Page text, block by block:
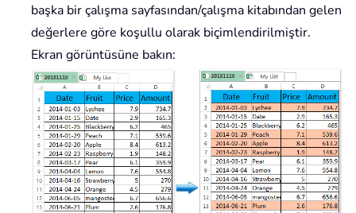
başka bir çalışma sayfasından/çalışma kitabından gelen
değerlere göre koşullu olarak biçimlendirilmiştir.
Ekran görüntüsüne bakın: